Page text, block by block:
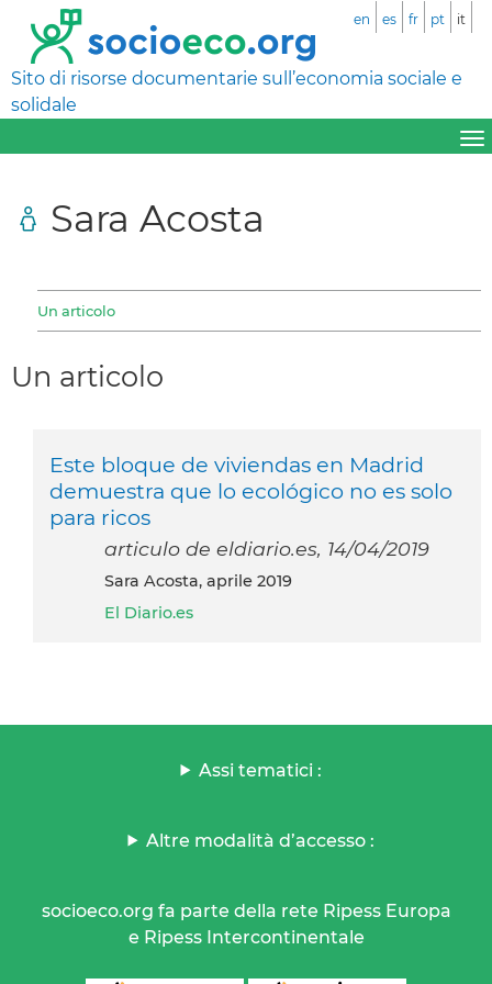
Sito di risorse documentarie sull’economia sociale e
solidale
en es fr pt it
Sara Acosta
Un articolo
Un articolo
Este bloque de viviendas en Madrid
demuestra que lo ecológico no es solo
para ricos
articulo de eldiario.es, 14/04/2019
Sara Acosta, aprile 2019
El Diario.es
Assi tematici :
Altre modalità d’accesso :
socioeco.org fa parte della rete Ripess Europa
e Ripess Intercontinentale